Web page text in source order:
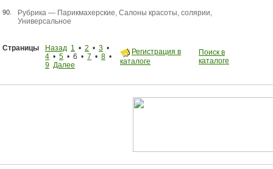
90. Рубрика — Парикмахерские, Салоны красоты, солярии,
Универсальное
Страницы Назад 1 • 2 • 3 •
4 • 5 • 6 • 7 • 8 •
9 Далее
Регистрация в
каталоге
Поиск в
каталоге